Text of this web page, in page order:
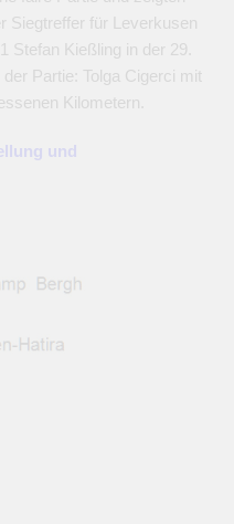
Siegtreffer für Leverkusen
Stefan Kießling in der 29.
Partie: Tolga Cigerci mit
Kilometern.
und